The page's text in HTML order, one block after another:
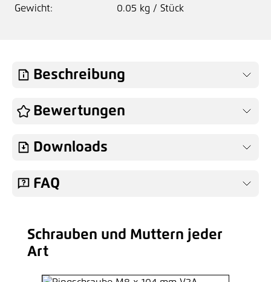
Gewicht:
0.05 kg / Stück
Beschreibung
Bewertungen
Downloads
FAQ
Produktgalerie überspringen
Schrauben und Muttern jeder
Art